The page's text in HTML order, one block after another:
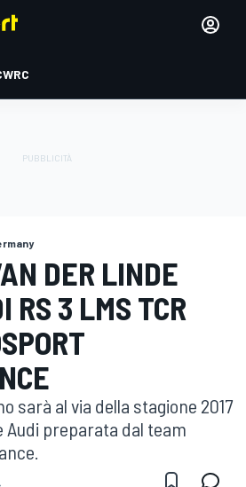
WRC
DER LINDE
RS 3 LMS TCR
sarà al via della stagione 2017
Audi preparata dal team